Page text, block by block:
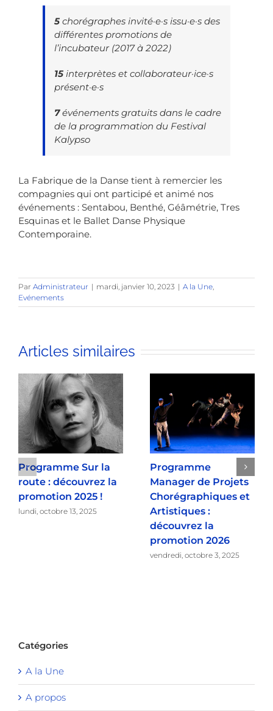
5chorégraphes invité·e·s issu·e·s des
différentes promotions de
l’incubateur (2017 à 2022)
15 interprètes et collaborateur·ice·s
présent·e·s
7événements gratuits dans le cadre
de la programmation du Festival
Kalypso
La Fabrique de la Danse tient à remercier les
compagnies qui ont participé et animé nos
événements : Sentabou, Benthé, Géâmétrie, Tres
Esquinas et le Ballet Danse Physique
Contemporaine.
Par Administrateur | mardi, janvier 10, 2023 | A la Une
Evénements
Articles similaires
Programme Sur la
route : découvrez la
promotion 2025 !
lundi, octobre 13, 2025
Programme
Manager de Projets
Chorégraphiques et
Artistiques :
découvrez la
promotion 2026
vendredi, octobre 3, 2025
Catégories
A la Une
A propos